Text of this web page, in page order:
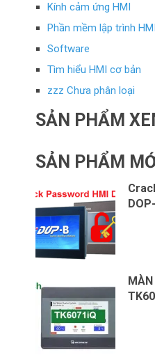
Kính cảm ứng HMI
Phần mềm lập trình HMI
Software
Tìm hiểu HMI cơ bản
zzz Chưa phân loại
SẢN PHẨM
SẢN PHẨM
MÀN